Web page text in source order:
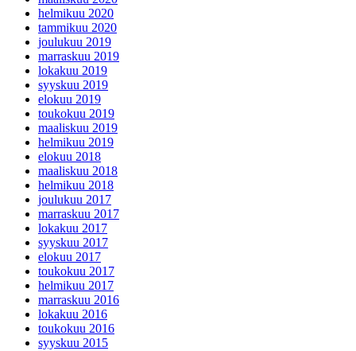
helmikuu 2020
tammikuu 2020
joulukuu 2019
marraskuu 2019
lokakuu 2019
syyskuu 2019
elokuu 2019
toukokuu 2019
maaliskuu 2019
helmikuu 2019
elokuu 2018
maaliskuu 2018
helmikuu 2018
joulukuu 2017
marraskuu 2017
lokakuu 2017
syyskuu 2017
elokuu 2017
toukokuu 2017
helmikuu 2017
marraskuu 2016
lokakuu 2016
toukokuu 2016
syyskuu 2015